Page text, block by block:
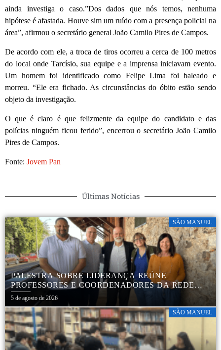
ainda investiga o caso.”Dos dados que nós temos, nenhuma
hipótese é afastada. Houve sim um ruído com a presença policial na
área”, afirmou o secretário general João Camilo Pires de Campos.
De acordo com ele, a troca de tiros ocorreu a cerca de 100 metros
do local onde Tarcísio, sua equipe e a imprensa iniciavam evento.
Um homem foi identificado como Felipe Lima foi baleado e
morreu. “Ele era fichado. As circunstâncias do óbito estão sendo
objeto da investigação.
O que é claro é que felizmente da equipe do candidato e das
polícias ninguém ficou ferido”, encerrou o secretário João Camilo
Pires de Campos.
Fonte: Jovem Pan
Últimas Notícias
SÃO MANUEL
PALESTRA SOBRE LIDERANÇA REÚNE
PROFESSORES E COORDENADORES DA REDE
MUNICIPAL
5 de agosto de 2026
SÃO MANUEL